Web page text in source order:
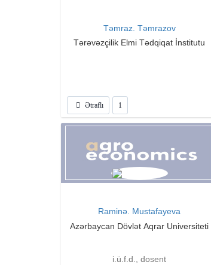
Təmraz. Təmrazov
Tərəvəzçilik Elmi Tədqiqat İnstitutu
Ətraflı 1
Raminə. Mustafayeva
Azərbaycan Dövlət Aqrar Universiteti
i.ü.f.d., dosent